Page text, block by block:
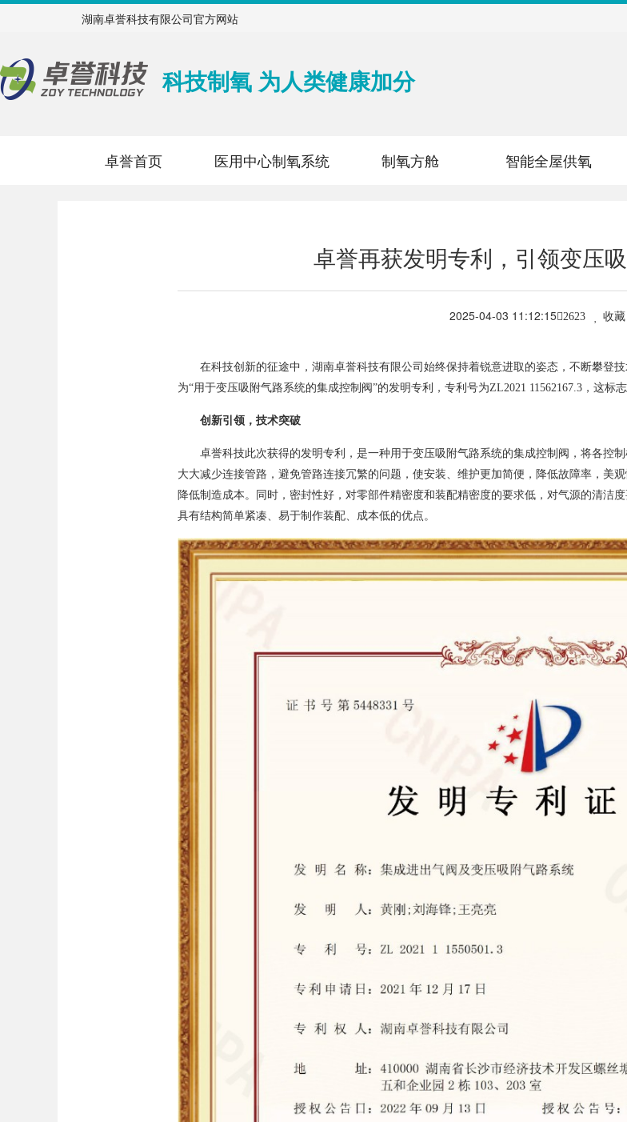
湖南卓誉科技有限公司官方网站
科技制氧 为人类健康加分
卓誉首页 医用中心制氧系统 制氧方舱 智能全屋供氧
卓誉再获发明专利，引领变压
2025-04-03 11:12:15 2623 收藏
在科技创新的征途中，湖南卓誉科技有限公司始终保持着锐意进取的姿态，不断攀登
为“用于变压吸附气路系统的集成控制阀”的发明专利，专利号为ZL2021 11562167.3，这标
创新引领，技术突破
卓誉科技此次获得的发明专利，是一种用于变压吸附气路系统的集成控制阀，将各控
大大减少连接管路，避免管路连接冗繁的问题，使安装、维护更加简便，降低故障率，美
降低制造成本。同时，密封性好，对零部件精密度和装配精密度的要求低，对气源的清洁
具有结构简单紧凑、易于制作装配、成本低的优点。